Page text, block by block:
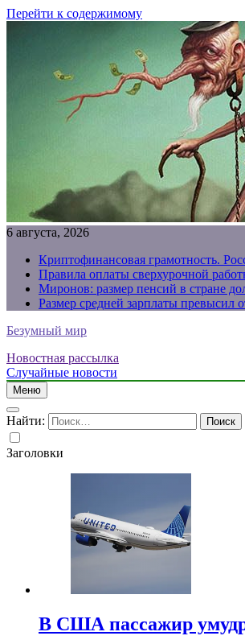
Перейти к содержимому
6 августа, 2026
Криптофинансовая грамотность.
Правила оплаты сверхурочной
Миронов: размер пенсий в стране
Размер средней зарплаты превысил
Безумный мир
Новостная рассылка
Случайные новости
Меню
Найти:
Заголовки
В США пассажир